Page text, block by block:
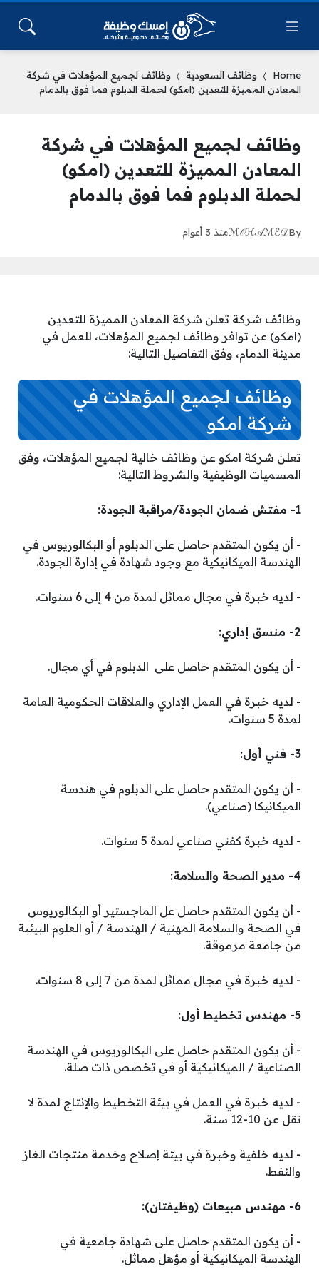
Home وظائف السعودية
وظائف لجميع المؤهلات في شركة
المعادن المميزة للتعدين (امكو) لحملة الدبلوم فما فوق بالدمام
وظائف لجميع المؤهلات في شركة
المعادن المميزة للتعدين (امكو)
لحملة الدبلوم فما فوق بالدمام
By
ℳ𝒪ℋ𝒜ℳℰ𝒟منذ 3 أعوام
وظائف شركة تعلن شركة المعادن المميزة للتعدين
(امكو) عن توافر وظائف لجميع المؤهلات، للعمل في
مدينة الدمام، وفق التفاصيل التالية:
وظائف لجميع المؤهلات في
شركة امكو
تعلن شركة امكو عن وظائف خالية لجميع المؤهلات، وفق
المسميات الوظيفية والشروط التالية:
1- مفتش ضمان الجودة/مراقبة الجودة:
­- أن يكون المتقدم حاصل على الدبلوم أو البكالوريوس في
الهندسة الميكانيكية مع وجود شهادة في إدارة الجودة.
­- لديه خبرة في مجال مماثل لمدة من 4 إلى 6 سنوات.
2- منسق إداري:
­- أن يكون المتقدم حاصل على الدبلوم في أي مجال.
­- لديه خبرة في العمل الإداري والعلاقات الحكومية العامة
لمدة 5 سنوات.
3- فني أول:
­- أن يكون المتقدم حاصل على الدبلوم في هندسة
الميكانيكا (صناعي).
­- لديه خبرة كفني صناعي لمدة 5 سنوات.
4- مدير الصحة والسلامة:
­- أن يكون المتقدم حاصل عل الماجستير أو البكالوريوس
في الصحة والسلامة المهنية / الهندسة / أو العلوم البيئية
من جامعة مرموقة.
­- لديه خبرة في مجال مماثل لمدة من 7 إلى 8 سنوات.
5- مهندس تخطيط أول:
­- أن يكون المتقدم حاصل على البكالوريوس في الهندسة
الصناعية / الميكانيكية أو في تخصص ذات صلة.
­- لديه خبرة في العمل في بيئة التخطيط والإنتاج لمدة لا
تقل عن 10-12 سنة.
­- لديه خلفية وخبرة في بيئة إصلاح وخدمة منتجات الغاز
والنفط.
6- مهندس مبيعات (وظيفتان):
­- أن يكون المتقدم حاصل على شهادة جامعية في
الهندسة الميكانيكية أو مؤهل مماثل.